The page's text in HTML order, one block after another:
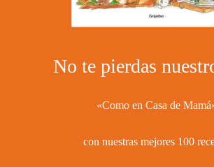
No te pierdas
«Como en Casa de
con nuestras mejores 100